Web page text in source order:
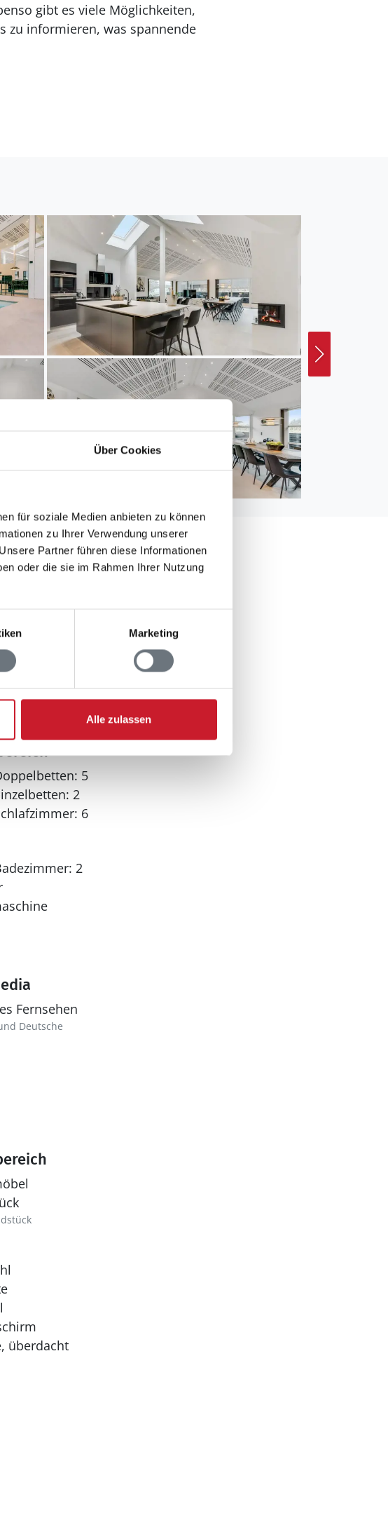
Über Cookies
für soziale Medien anbieten zu können
zu Ihrer Verwendung unserer
Partner führen diese Informationen
oder die sie im Rahmen Ihrer Nutzung
Marketing
Alle zulassen
gibt es viele Möglichkeiten,
zu informieren, was spannende
500 m
Wasser: 1.050 m
5
2
6
2
Fernsehen
Deutsche
überdacht